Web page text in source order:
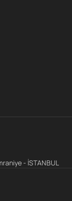
- İSTANBUL